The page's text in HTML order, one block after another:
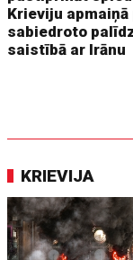
Krieviju
sabiedroto
saistībā ar Irānu
KRIEVIJA